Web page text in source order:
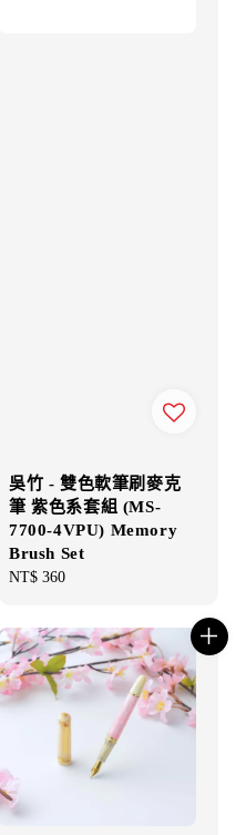
吳竹 - 雙色軟筆刷麥克
筆 紫色系套組 (MS-
7700-4VPU) Memory
Brush Set
Regular
NT$ 360